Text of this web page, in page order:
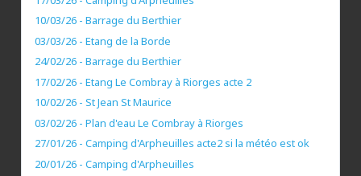
10/03/26 - Barrage du Berthier
03/03/26 - Etang de la Borde
24/02/26 - Barrage du Berthier
17/02/26 - Etang Le Combray à Riorges acte 2
10/02/26 - St Jean St Maurice
03/02/26 - Plan d'eau Le Combray à Riorges
27/01/26 - Camping d'Arpheuilles acte2 si la météo est ok
20/01/26 - Camping d'Arpheuilles